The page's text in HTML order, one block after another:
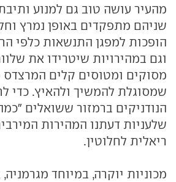
מהעיר עושה טוב גם למנוע
שניהם מתפקדים באופן נמרץ
הופכות למפגן התנשאות כלפי
וגם במהירויות שיטרידו את
מסוקים ומטוסים קלים המרצדס
שמסוגלת להמשיך ולהאיץ. כדי
הנודניקים ברמזור ששואלים
שלעניות דעתנו המהירות
ריאלית לחלוטין.
מכוניות יוקרה, במיוחד